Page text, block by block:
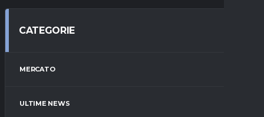
CATEGORIE
MERCATO
ULTIME NEWS